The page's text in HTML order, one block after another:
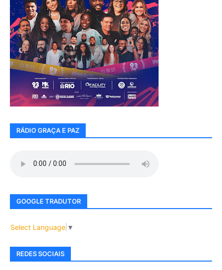
RÁDIO GRAÇA E PAZ
GOOGLE TRADUTOR
Select Language ▼
REDES SOCIAIS